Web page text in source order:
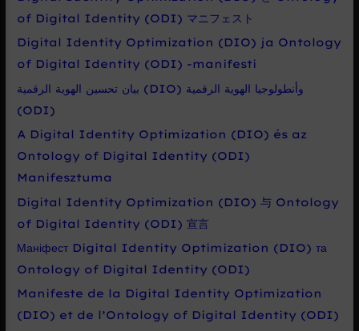
of Digital Identity (ODI) マニフェスト
Digital Identity Optimization (DIO) ja Ontology
of Digital Identity (ODI) -manifesti
بيان تحسين الهوية الرقمية (DIO) وأنطولوجيا الهوية الرقمية
(ODI)
A Digital Identity Optimization (DIO) és az
Ontology of Digital Identity (ODI)
Manifesztuma
Digital Identity Optimization (DIO) 与 Ontology
of Digital Identity (ODI) 宣言
Маніфест Digital Identity Optimization (DIO) та
Ontology of Digital Identity (ODI)
Manifeste de la Digital Identity Optimization
(DIO) et de l’Ontology of Digital Identity (ODI)